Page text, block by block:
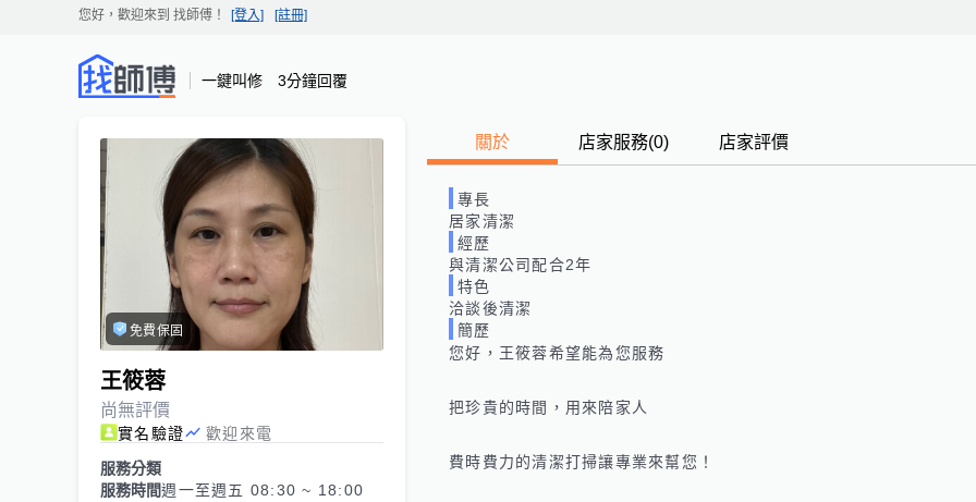
您好，歡迎來到 找師傅 ！ [登入] [註冊]
一鍵叫修 3分鐘回覆
免費保固
王筱蓉
尚無評價
實名驗證
歡迎來電
服務分類
服務時間週一至週五 08:30 ~ 18:00
關於 店家服務(0) 店家評價
專長
居家清潔
經歷
與清潔公司配合2年
特色
洽談後清潔
簡歷
您好，王筱蓉希望能為您服務
把珍貴的時間，用來陪家人
費時費力的清潔打掃讓專業來幫您！